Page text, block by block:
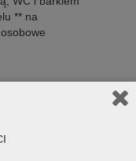
** na
wstępu do